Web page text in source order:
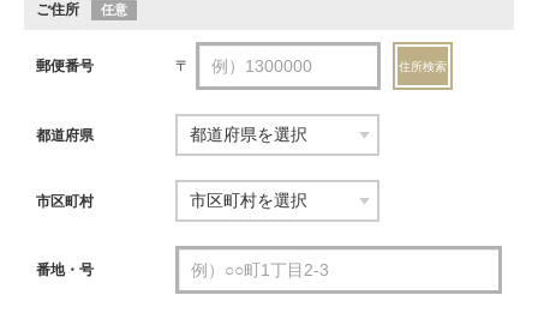
ご住所 任意
郵便番号 〒 住所検索
都道府県
市区町村
番地・号